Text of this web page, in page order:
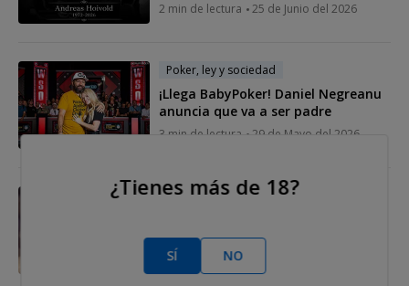
2 min de lectura 25 de Junio del 2026
Poker, ley y sociedad
¡Llega BabyPoker! Daniel Negreanu
anuncia que va a ser padre
3 min de lectura 29 de Mayo del 2026
Poker, ley y sociedad
Vegas este año... ¡Guarda bien tus
pastillas!
3 min de lectura 20 de Mayo del 2026
¿Tienes más de 18?
SÍ NO